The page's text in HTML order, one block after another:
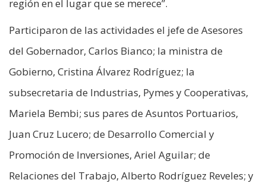
región en el lugar que se merece”.
Participaron de las actividades el jefe de Asesores
del Gobernador, Carlos Bianco; la ministra de
Gobierno, Cristina Álvarez Rodríguez; la
subsecretaria de Industrias, Pymes y Cooperativas,
Mariela Bembi; sus pares de Asuntos Portuarios,
Juan Cruz Lucero; de Desarrollo Comercial y
Promoción de Inversiones, Ariel Aguilar; de
Relaciones del Trabajo, Alberto Rodríguez Reveles; y